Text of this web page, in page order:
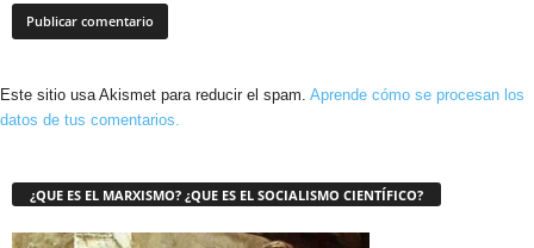
Este sitio usa Akismet para reducir el spam. Aprende cómo se procesan los
datos de tus comentarios.
¿QUE ES EL MARXISMO? ¿QUE ES EL SOCIALISMO CIENTÍFICO?